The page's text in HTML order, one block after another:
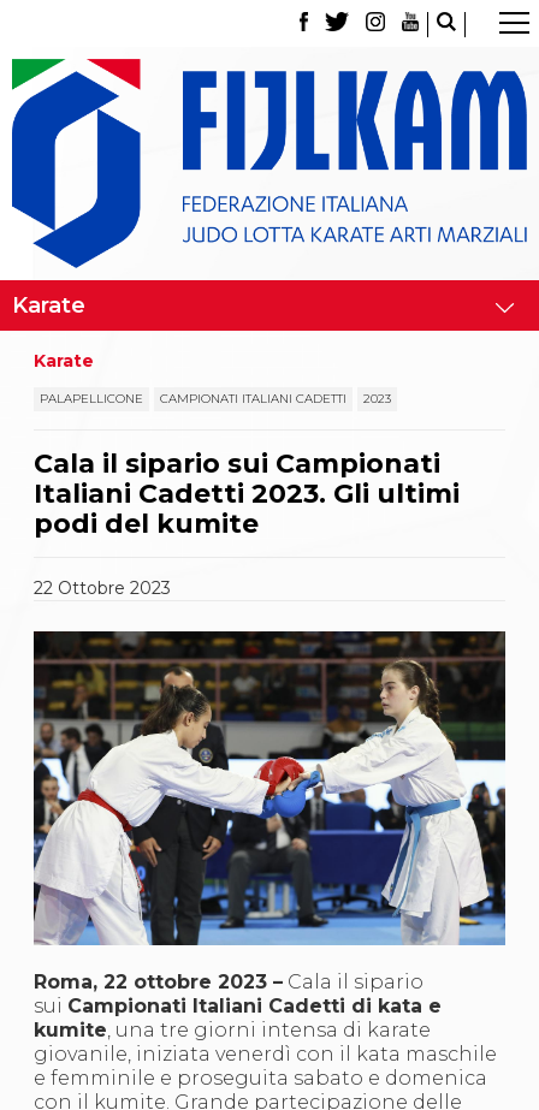
La Federazione
Tesseramento
Contatti
Norme e modulistica Affiliazioni e Tesseramenti
Classifica Società Sportive con più di 100 atleti
tesserati
Giustizia Sportiva
Partners
La disciplina
News
Attività Didattica
Gare e Risultati
La disciplina
News
Gare e Risultati
Attività Didattica
Albi Federali
Karate
La disciplina
News
Gare e Risultati
Attività Didattica
Albi Federali
Arti marziali
Aikido
Ju Jitsu
Sumo
Capoeira
Grappling
BJJ
Pancrazio/Pankration
S'istrumpa
Karate
PALAPELLICONE CAMPIONATI ITALIANI CADETTI 2023
Cala il sipario sui Campionati
Italiani Cadetti 2023. Gli ultimi
podi del kumite
22 Ottobre2023
Roma, 22 ottobre 2023 – Cala il sipario
sui Campionati Italiani Cadetti di kata e
kumite, una tre giorni intensa di karate
giovanile, iniziata venerdì con il kata maschile
e femminile e proseguita sabato e domenica
con il kumite. Grande partecipazione delle